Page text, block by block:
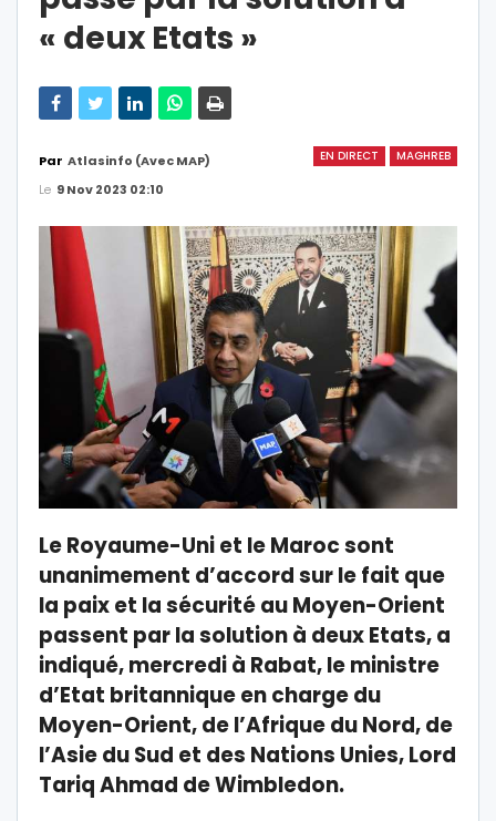
« deux Etats »
EN DIRECT MAGHREB
Par Atlasinfo (avec MAP)
Le 9 Nov 2023 02:10
Le Royaume-Uni et le Maroc sont
unanimement d’accord sur le fait que
la paix et la sécurité au Moyen-Orient
passent par la solution à deux Etats, a
indiqué, mercredi à Rabat, le ministre
d’Etat britannique en charge du
Moyen-Orient, de l’Afrique du Nord, de
l’Asie du Sud et des Nations Unies, Lord
Tariq Ahmad de Wimbledon.